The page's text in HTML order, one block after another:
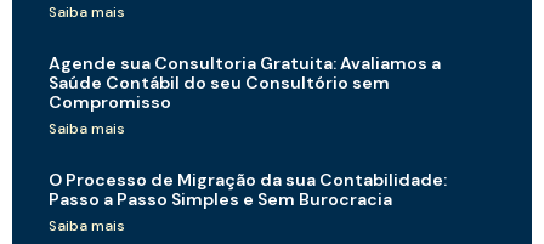
Saiba mais
Agende sua Consultoria Gratuita: Avaliamos a
Saúde Contábil do seu Consultório sem
Compromisso
Saiba mais
O Processo de Migração da sua Contabilidade:
Passo a Passo Simples e Sem Burocracia
Saiba mais